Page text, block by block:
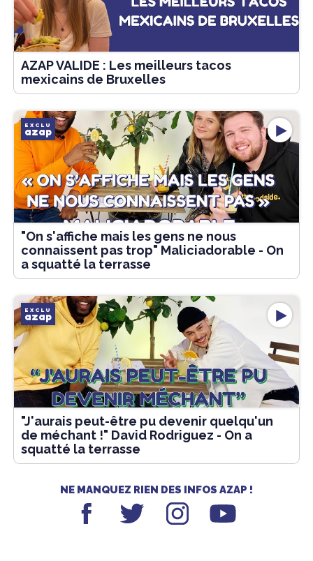
AZAP VALIDE : Les meilleurs tacos
mexicains de Bruxelles
EXCLU
azap
"On s'affiche mais les gens ne nous
connaissent pas trop" Maliciadorable - On
a squatté la terrasse
EXCLU
azap
"J'aurais peut-être pu devenir quelqu'un
de méchant !" David Rodriguez - On a
squatté la terrasse
NE MANQUEZ RIEN DES INFOS AZAP !